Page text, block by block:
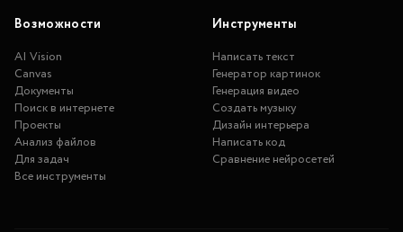
Возможности
AI Vision
Canvas
Документы
Поиск в интернете
Проекты
Анализ файлов
Для задач
Все инструменты
Инструменты
Написать текст
Генератор картинок
Генерация видео
Создать музыку
Дизайн интерьера
Написать код
Сравнение нейросетей